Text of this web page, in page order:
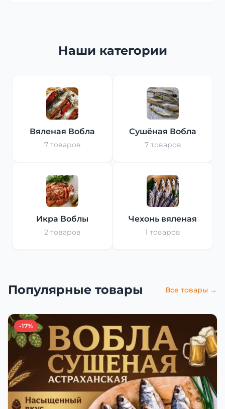
Наши категории
Вяленая Вобла
7 товаров
Сушёная Вобла
7 товаров
Икра Воблы
2 товаров
Чехонь вяленая
1 товаров
Популярные товары Все товары →
-17%